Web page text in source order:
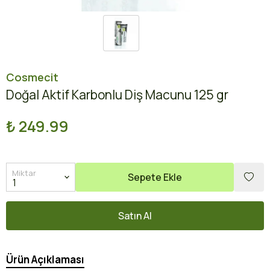
Cosmecit
Doğal Aktif Karbonlu Diş Macunu 125 gr
₺ 249.99
Miktar Sepete Ekle
Satın Al
Ürün Açıklaması